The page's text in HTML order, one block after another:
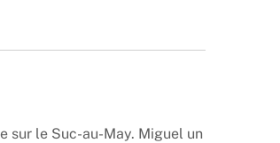
sur le Suc-au-May. Miguel un